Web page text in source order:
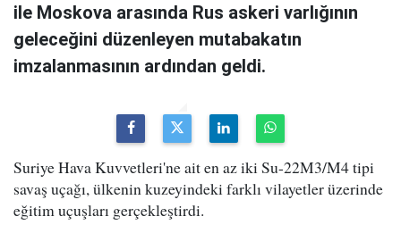
ile Moskova arasında Rus askeri varlığının
geleceğini düzenleyen mutabakatın
imzalanmasının ardından geldi.
Suriye Hava Kuvvetleri'ne ait en az iki Su-22M3/M4 tipi
savaş uçağı, ülkenin kuzeyindeki farklı vilayetler üzerinde
eğitim uçuşları gerçekleştirdi.